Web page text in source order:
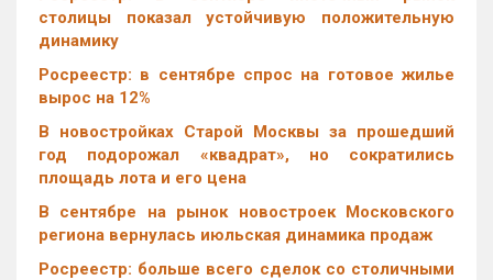
столицы показал устойчивую положительную
динамику
Росреестр: в сентябре спрос на готовое жилье
вырос на 12%
В новостройках Старой Москвы за прошедший
год подорожал «квадрат», но сократились
площадь лота и его цена
В сентябре на рынок новостроек Московского
региона вернулась июльская динамика продаж
Росреестр: больше всего сделок со столичными